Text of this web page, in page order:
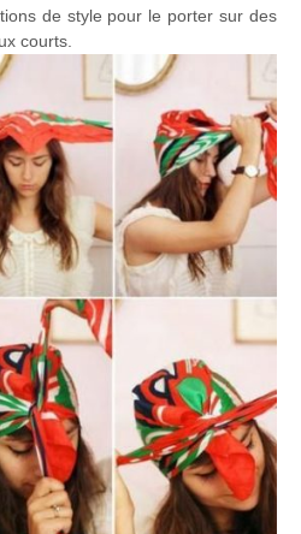
de style pour le porter sur des
courts.